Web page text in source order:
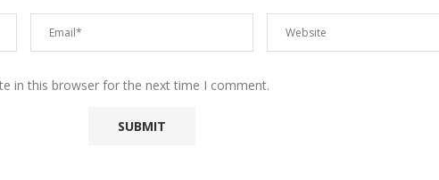
in this browser for the next time I comment.